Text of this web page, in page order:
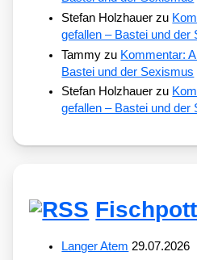
Stefan Holzhauer zu
gefallen – Bastei und der
Tammy zu Kommentar:
Bastei und der Sexismus
Stefan Holzhauer zu
gefallen – Bastei und der
Fischpott
Langer Atem 29.07.2026